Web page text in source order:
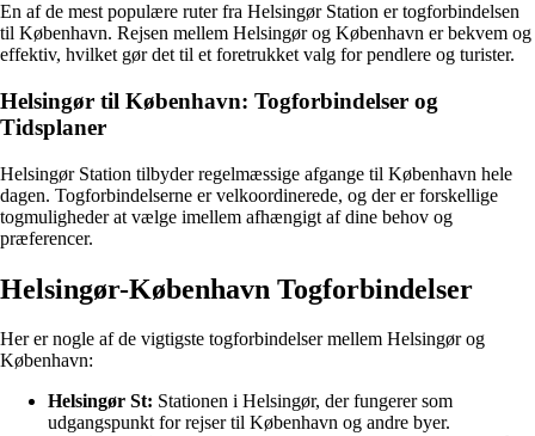
En af de mest populære ruter fra Helsingør Station er togforbindelsen
til København. Rejsen mellem Helsingør og København er bekvem og
effektiv, hvilket gør det til et foretrukket valg for pendlere og turister.
Helsingør til København: Togforbindelser og
Tidsplaner
Helsingør Station tilbyder regelmæssige afgange til København hele
dagen. Togforbindelserne er velkoordinerede, og der er forskellige
togmuligheder at vælge imellem afhængigt af dine behov og
præferencer.
Helsingør-København Togforbindelser
Her er nogle af de vigtigste togforbindelser mellem Helsingør og
København:
Helsingør St: Stationen i Helsingør, der fungerer som
udgangspunkt for rejser til København og andre byer.